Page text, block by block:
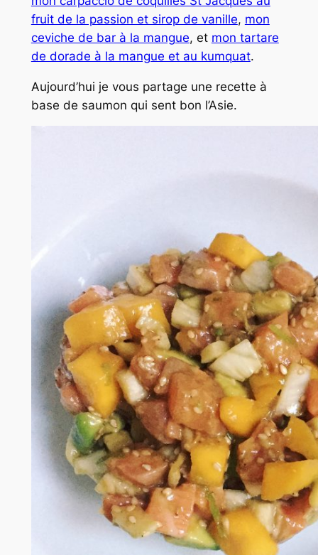
fruit de la passion et sirop de vanille, mon
ceviche de bar à la mangue, et mon tartare
de dorade à la mangue et au kumquat.
Aujourd’hui je vous partage une recette à
base de saumon qui sent bon l’Asie.